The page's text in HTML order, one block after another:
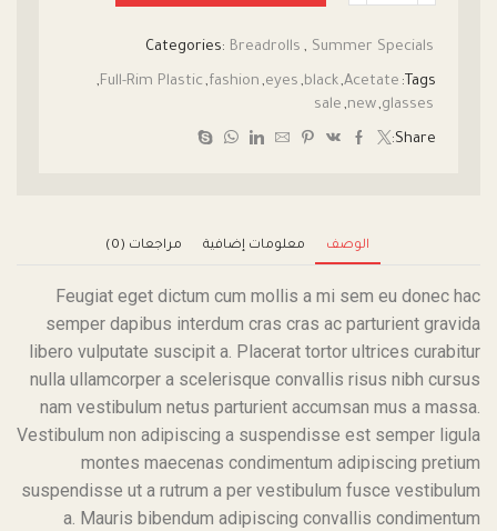
Categories: Breadrolls , Summer Specials
Tags:
Acetate
,
black
,
eyes
,
fashion
,
Full-Rim Plastic
,
glasses
,
new
,
sale
Share:
الوصف معلومات إضافية مراجعات (0)
Feugiat eget dictum cum mollis a mi sem eu donec hac
semper dapibus interdum cras cras ac parturient gravida
libero vulputate suscipit a. Placerat tortor ultrices curabitur
nulla ullamcorper a scelerisque convallis risus nibh cursus
nam vestibulum netus parturient accumsan mus a massa.
Vestibulum non adipiscing a suspendisse est semper ligula
montes maecenas condimentum adipiscing pretium
suspendisse ut a rutrum a per vestibulum fusce vestibulum
a. Mauris bibendum adipiscing convallis condimentum